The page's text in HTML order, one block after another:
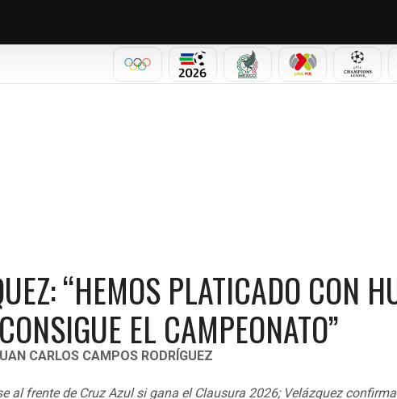
OLÍMPICOSMUNDIAL 2026SELECCIÓN MEXICANA
LIGA MX
“HEMOS PLATICADO CON
EL CAMPEONATO”
CARLOS CAMPOS RODRÍGUEZ
al frente de Cruz Azul si gana el Clausura 2026; Velázquez